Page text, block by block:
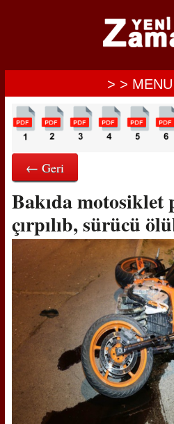
> >
← Geri
Bakıda motosiklet
çırpılıb, sürücü